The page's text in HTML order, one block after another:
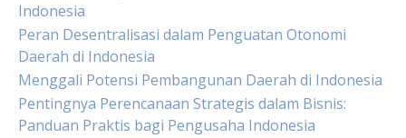
Indonesia
Peran Desentralisasi dalam Penguatan Otonomi
Daerah di Indonesia
Menggali Potensi Pembangunan Daerah di Indonesia
Pentingnya Perencanaan Strategis dalam Bisnis:
Panduan Praktis bagi Pengusaha Indonesia